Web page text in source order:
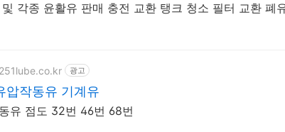
각종 윤활유 판매 충전 교환 탱크 청소 필터 교환 폐
광고
압작동유 기계유
유 점도 32번 46번 68번